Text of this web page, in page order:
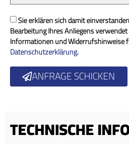
Sie erklären sich damit
Bearbeitung Ihres Anliegens
Informationen und Widerrufshinweise
Datenschutzerklärung.
ANFRAGE SCHICKEN
TECHNISCHE